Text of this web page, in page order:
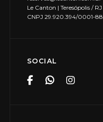
Le Canton | Teresópolis / RJ
CNPJ 29.920.394/0001-88
SOCIAL